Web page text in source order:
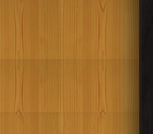
كتب 2006
كتب 2005
كتب 1990
كتب 1989